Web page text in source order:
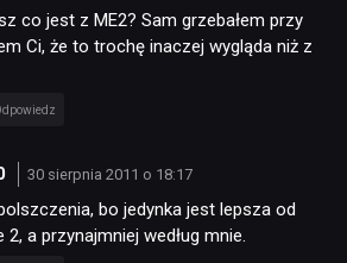
co jest z ME2? Sam grzebałem przy
Ci, że to trochę inaczej wygląda niż z
30 sierpnia 2011 o 18:17
bo jedynka jest lepsza od
2, a przynajmniej według mnie.